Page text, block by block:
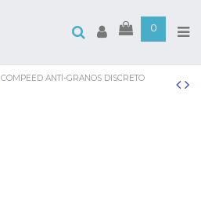
0
COMPEED ANTI-GRANOS DISCRETO